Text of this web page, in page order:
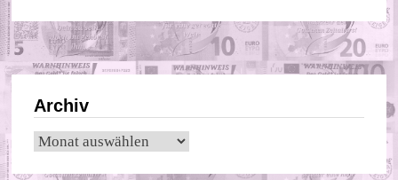
Archiv
Archiv